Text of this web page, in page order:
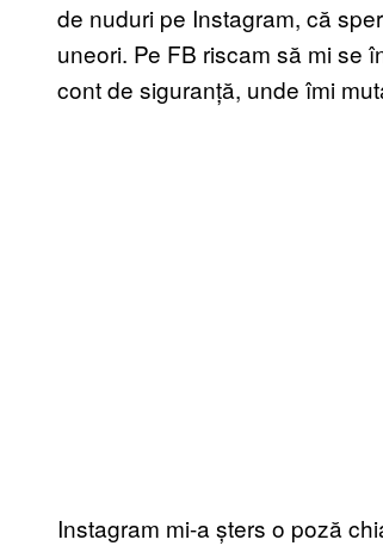
de nuduri pe Instagram, că
uneori. Pe FB riscam să mi se
cont de siguranță, unde îmi
Instagram mi-a șters o poză